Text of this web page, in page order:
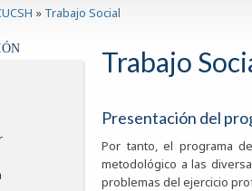
» Trabajo Social
Trabajo
Presentación del
Por tanto, el programa
metodológico a las
problemas del ejercicio